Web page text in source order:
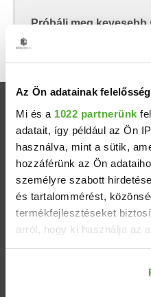
Az Ön adatainak
Mi és a 1022 partnerünk
adatait, így például az Ön
használva, mint a sütik,
hozzáférünk az Ön
személyre szabott
és tartalommérést,
termékfejlesztéseket
arról, hogy ki használja az
Információgyűjtés az
Próbálj meg kevesebb
keresni, hátha akkor
Ingatlanok
Eladó házak
Eladó lakások
Települések